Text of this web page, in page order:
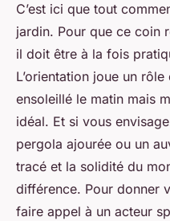
C’est ici que tout
jardin. Pour que ce coin
il doit être à la fois
L’orientation joue un
ensoleillé le matin mais
idéal. Et si vous
pergola ajourée ou un
tracé et la solidité du
différence. Pour donner
faire appel à un acteur